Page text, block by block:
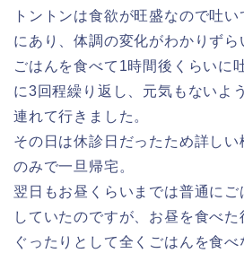
トントンは食欲が旺盛なので吐
にあり、体調の変化がわかりずら
ごはんを食べて1時間後くらいに
に3回程繰り返し、元気もないよ
連れて行きました。
その日は休診日だったため詳し
のみで一旦帰宅。
翌日もお昼くらいまでは普通にご
していたのですが、お昼を食べ
ぐったりとして全くごはんを食